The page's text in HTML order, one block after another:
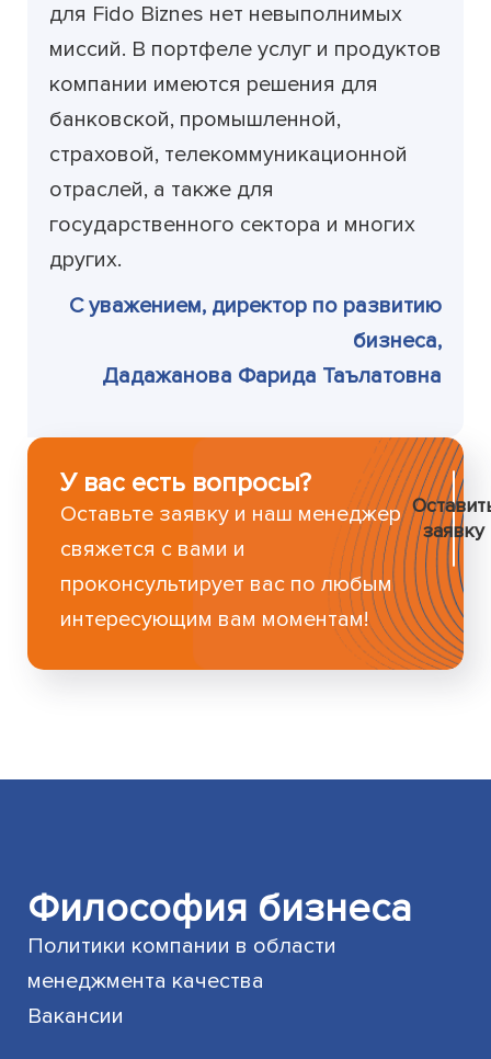
для Fido Biznes нет невыполнимых
миссий. В портфеле услуг и продуктов
компании имеются решения для
банковской, промышленной,
страховой, телекоммуникационной
отраслей, а также для
государственного сектора и многих
других.
С уважением, директор по развитию
бизнеса,
Дадажанова Фарида Таълатовна
У вас есть вопросы?
Оставьте заявку и наш менеджер
свяжется с вами и
проконсультирует вас по любым
интересующим вам моментам!
заявку
Философия бизнеса
Политики компании в области
менеджмента качества
Вакансии